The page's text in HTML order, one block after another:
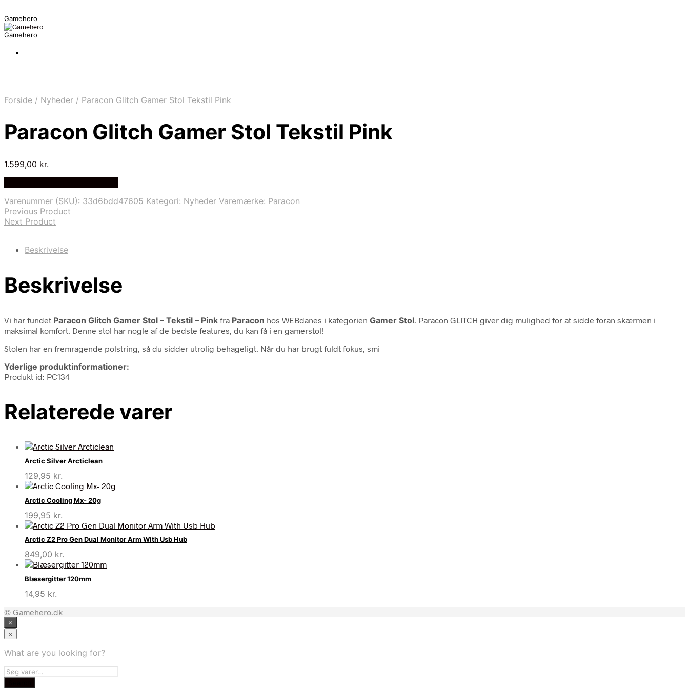
Gamehero
Gamehero
Forside / Nyheder / Paracon Glitch Gamer Stol Tekstil Pink
Paracon Glitch Gamer Stol Tekstil Pink
1.599,00 kr.
Varenummer (SKU): 33d6bdd47605 Kategori: Nyheder Varemærke: Paracon
Previous Product
Next Product
Beskrivelse
Beskrivelse
Vi har fundet Paracon Glitch Gamer Stol – Tekstil – Pink fra Paracon hos WEBdanes i kategorien Gamer Stol . Paracon GLITCH giver dig mulighed for at sidde foran skærmen i
maksimal komfort. Denne stol har nogle af de bedste features, du kan få i en gamerstol!
Stolen har en fremragende polstring, så du sidder utrolig behageligt. Når du har brugt fuldt fokus, smi
Yderlige produktinformationer:
Produkt id: PC134
Relaterede varer
Arctic Silver Arcticlean
129,95 kr.
Arctic Cooling Mx- 20g
199,95 kr.
Arctic Z2 Pro Gen Dual Monitor Arm With Usb Hub
849,00 kr.
Blæsergitter 120mm
14,95 kr.
© Gamehero.dk
×
×
What are you looking for?